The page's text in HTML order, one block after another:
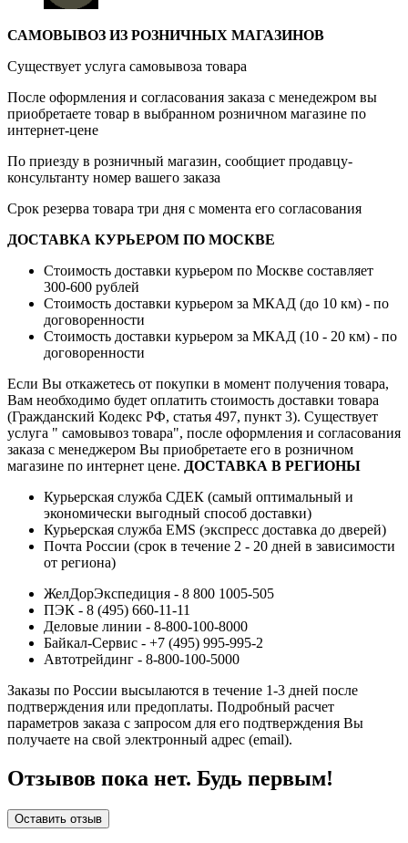
САМОВЫВОЗ ИЗ РОЗНИЧНЫХ МАГАЗИНОВ
Существует услуга самовывоза товара
После оформления и согласования заказа с менедежром вы
приобретаете товар в выбранном розничном магазине по
интернет-цене
По приезду в розничный магазин, сообщиет продавцу-
консультанту номер вашего заказа
Срок резерва товара три дня с момента его согласования
ДОСТАВКА КУРЬЕРОМ ПО МОСКВЕ
Стоимость доставки курьером по Москве составляет
300-600 рублей
Стоимость доставки курьером за МКАД (до 10 км) - по
договоренности
Стоимость доставки курьером за МКАД (10 - 20 км) - по
договоренности
Если Вы откажетесь от покупки в момент получения товара,
Вам необходимо будет оплатить стоимость доставки товара
(Гражданский Кодекс РФ, статья 497, пункт 3). Существует
услуга " самовывоз товара", после оформления и согласования
заказа с менеджером Вы приобретаете его в розничном
магазине по интернет цене. ДОСТАВКА В РЕГИОНЫ
Курьерская служба СДЕК (самый оптимальный и
экономически выгодный способ доставки)
Курьерская служба EMS (экспресс доставка до дверей)
Почта России (срок в течение 2 - 20 дней в зависимости
от региона)
ЖелДорЭкспедиция - 8 800 1005-505
ПЭК - 8 (495) 660-11-11
Деловые линии - 8-800-100-8000
Байкал-Сервис - +7 (495) 995-995-2
Автотрейдинг - 8-800-100-5000
Заказы по России высылаются в течение 1-3 дней после
подтверждения или предоплаты. Подробный расчет
параметров заказа с запросом для его подтверждения Вы
получаете на свой электронный адрес (email).
Отзывов пока нет. Будь первым!
Оставить отзыв